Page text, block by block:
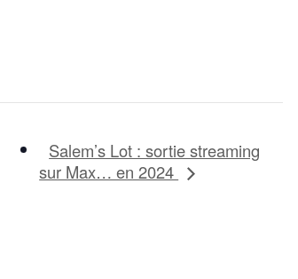
Salem’s Lot : sortie streaming
sur Max… en 2024